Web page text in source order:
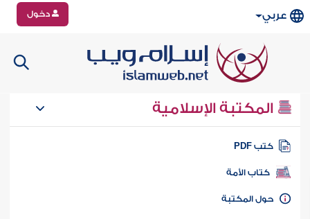
عربي دخول
المكتبة الإسلامية
كتب PDF
كتاب الأمة